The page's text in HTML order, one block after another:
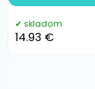
skladom
14.93 €